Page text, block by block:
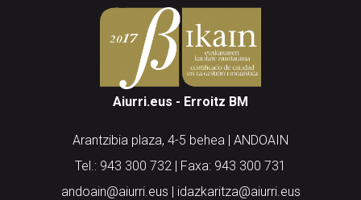
Aiurri.eus - Erroitz BM
Arantzibia plaza, 4-5 behea | ANDOAIN
Tel.: 943 300 732 | Faxa: 943 300 731
andoain@aiurri.eus | idazkaritza@aiurri.eus